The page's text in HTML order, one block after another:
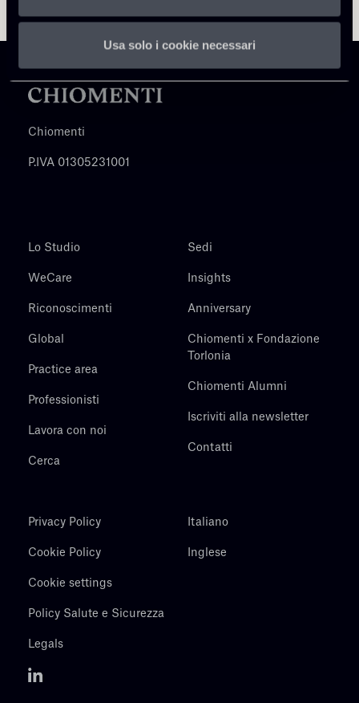
Usa solo i cookie necessari
Chiomenti
P.IVA 01305231001
Lo Studio
WeCare
Riconoscimenti
Global
Practice area
Professionisti
Lavora con noi
Cerca
Sedi
Insights
Anniversary
Chiomenti x Fondazione
Torlonia
Chiomenti Alumni
Iscriviti alla newsletter
Contatti
Privacy Policy
Cookie Policy
Cookie settings
Policy Salute e Sicurezza
Legals
Italiano
Inglese